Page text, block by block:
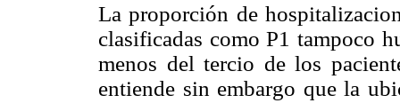
La proporción de
clasificadas como P1 tampoco
menos del tercio de los
entiende sin embargo que la